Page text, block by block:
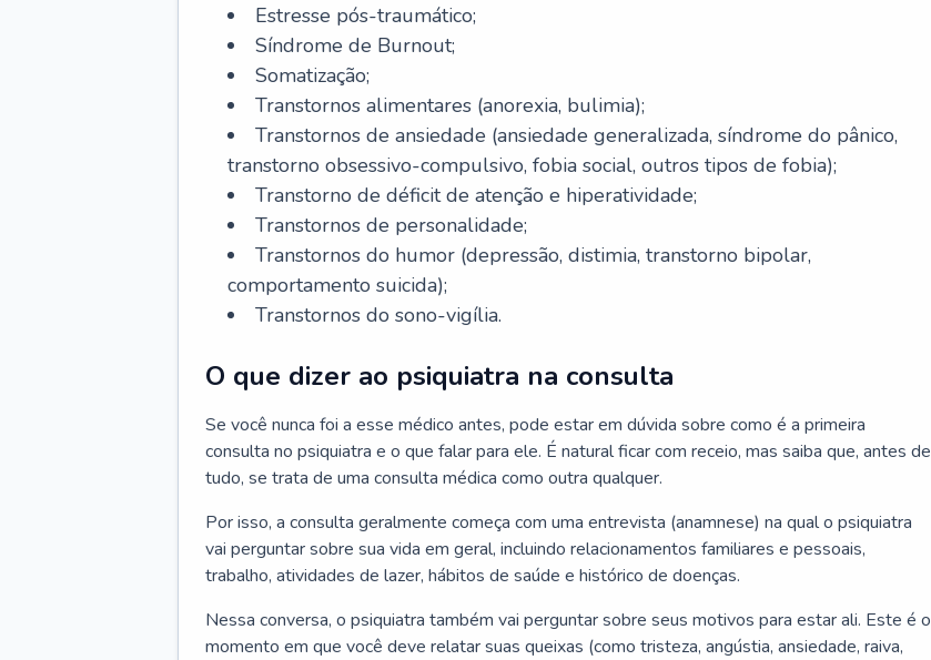
Estresse pós-traumático;
Síndrome de Burnout;
Somatização;
Transtornos alimentares (anorexia, bulimia);
Transtornos de ansiedade (ansiedade generalizada, síndrome do pânico,
transtorno obsessivo-compulsivo, fobia social, outros tipos de fobia);
Transtorno de déficit de atenção e hiperatividade;
Transtornos de personalidade;
Transtornos do humor (depressão, distimia, transtorno bipolar,
comportamento suicida);
Transtornos do sono-vigília.
O que dizer ao psiquiatra na consulta
Se você nunca foi a esse médico antes, pode estar em dúvida sobre como é a primeira
consulta no psiquiatra e o que falar para ele. É natural ficar com receio, mas saiba que, antes de
tudo, se trata de uma consulta médica como outra qualquer.
Por isso, a consulta geralmente começa com uma entrevista (anamnese) na qual o psiquiatra
vai perguntar sobre sua vida em geral, incluindo relacionamentos familiares e pessoais,
trabalho, atividades de lazer, hábitos de saúde e histórico de doenças.
Nessa conversa, o psiquiatra também vai perguntar sobre seus motivos para estar ali. Este é o
momento em que você deve relatar suas queixas (como tristeza, angústia, ansiedade, raiva,